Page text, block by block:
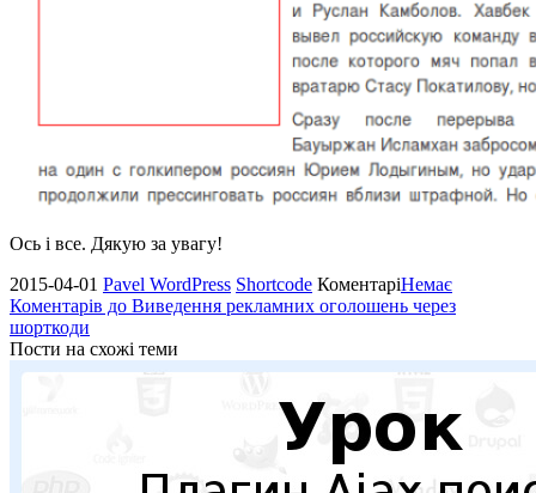
Ось і все. Дякую за увагу!
2015-04-01 Pavel WordPress Shortcode КоментаріНемає
Коментарів до Виведення рекламних оголошень через
шорткоди
Пости на схожі теми